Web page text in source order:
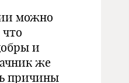
можно
что
и
же
причины